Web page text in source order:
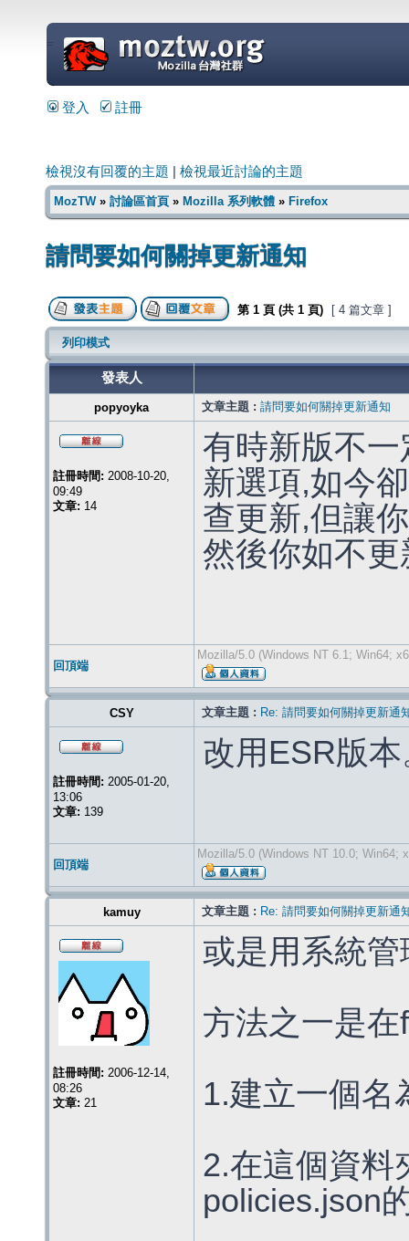
=
登入 註冊
檢視沒有回覆的主題 檢視最近討論的主題
MozTW» 討論區首頁 » Mozilla 系列軟體 » Firefox
請問要如何關掉更新通知
第 1 頁 (共 1 頁) [ 4 篇文章 ]
列印模式
發表人
popyoyka 文章主題 : 請問要如何關掉更新通知
註冊時間: 2008-10-20,
09:49
文章: 14
有時新版不
新選項,如今
查更新,但讓
然後你如不
回頂端
Mozilla/5.0 (Windows NT 6.1; Win64;
CSY 文章主題 : Re: 請問要如何關掉更新通
註冊時間: 2005-01-20,
13:06
文章: 139
改用ESR版
回頂端
Mozilla/5.0 (Windows NT 10.0; Win64;
kamuy 文章主題 : Re: 請問要如何關掉更新通
註冊時間: 2006-12-14,
08:26
文章: 21
或是用系統
方法之一是
1.建立一個名
2.在這個資料
policies.json